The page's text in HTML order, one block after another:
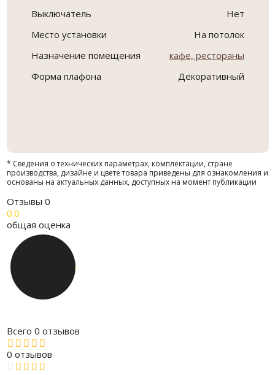
Выключатель
Нет
Место установки
На потолок
Назначение помещения
кафе, рестораны
Форма плафона
Декоративный
* Сведения о технических параметрах, комплектации, стране
производства, дизайне и цвете товара приведены для ознакомления и
основаны на актуальных данных, доступных на момент публикации
Отзывы 0
0.0
общая оценка
Всего 0 отзывов
0 отзывов